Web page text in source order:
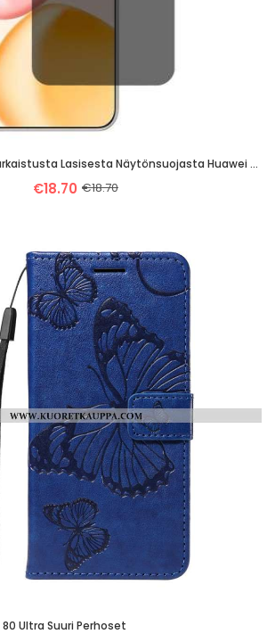
Vakoilunestoinen Karkaistusta Lasisesta Näytönsuojasta Huawei Pura 80 Ultra -puhelimelle
€18.70 €18.70
Ultra Suuri Perhoset